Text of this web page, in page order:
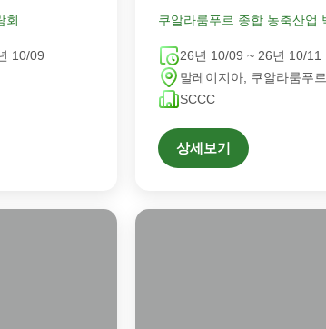
회
10/09
26년 10/09 ~ 26년 10/11
말레이지아, 쿠알라룸푸르
SCCC
상세보기